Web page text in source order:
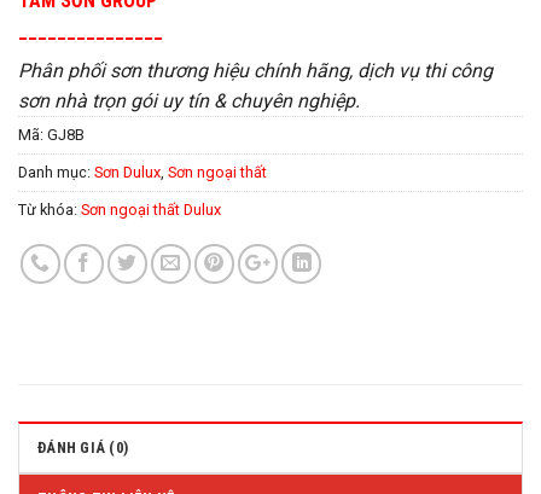
Phân phối sơn thương hiệu chính hãng, dịch vụ thi công
sơn nhà trọn gói uy tín & chuyên nghiệp.
Mã: GJ8B
Danh mục: Sơn Dulux, Sơn ngoại thất
Từ khóa: Sơn ngoại thất Dulux
ĐÁNH GIÁ (0)